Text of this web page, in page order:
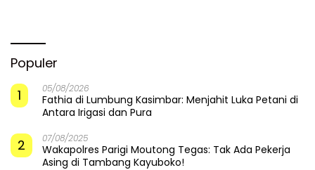
Populer
1
05/08/2026
Fathia di Lumbung Kasimbar: Menjahit Luka Petani di
Antara Irigasi dan Pura
2 07/08/2025
Wakapolres Parigi Moutong Tegas: Tak Ada Pekerja
Asing di Tambang Kayuboko!